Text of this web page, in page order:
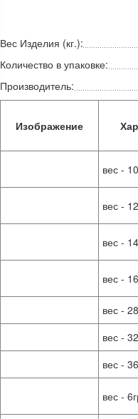
Вес Изделия (кг.):
Количество в упаковке:
Производитель:
Изображение
вес -
вес -
вес -
вес -
вес -
вес -
вес -
вес -